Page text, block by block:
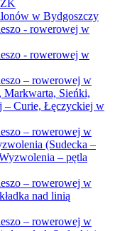
w Bydgoszczy
- rowerowej w
- rowerowej w
– rowerowej w
Markwarta, Sieńki,
– Curie, Łęczyckiej w
– rowerowej w
(Sudecka –
– pętla
– rowerowej w
nad linią
– rowerowej w